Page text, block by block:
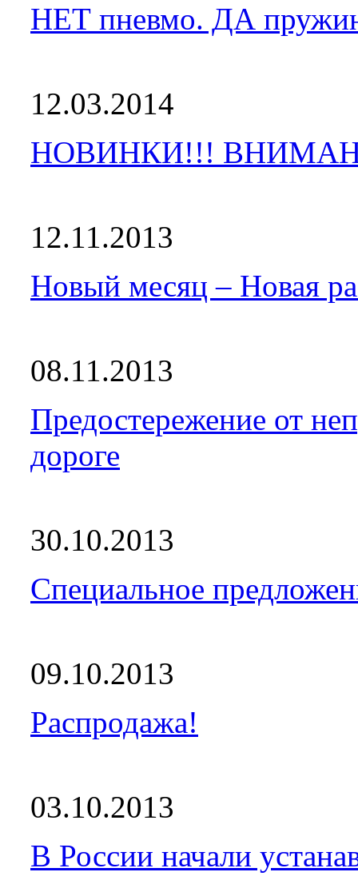
НЕТ пневмо. ДА
12.03.2014
НОВИНКИ!!!
12.11.2013
Новый месяц – Новая
08.11.2013
Предостережение от
дороге
30.10.2013
Специальное
09.10.2013
Распродажа!
03.10.2013
В России начали